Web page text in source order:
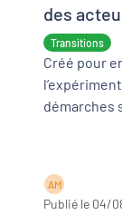
Transitions
des
Créé pour
A M
Publié le 04/